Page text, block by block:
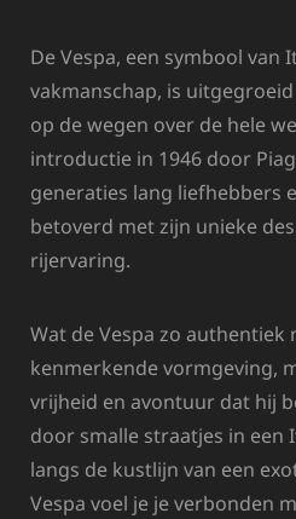
De Vespa, een symbool van
vakmanschap, is
op de wegen over de hele
introductie in 1946 door
generaties lang liefhebbers
betoverd met zijn unieke
rijervaring.
Wat de Vespa zo authentiek
kenmerkende vormgeving,
vrijheid en avontuur dat hij
door smalle straatjes in een
langs de kustlijn van een
Vespa voel je je verbonden